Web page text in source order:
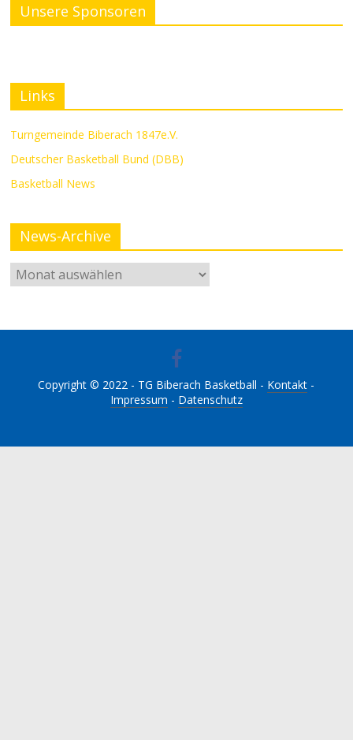
Unsere Sponsoren
Links
Turngemeinde Biberach 1847e.V.
Deutscher Basketball Bund (DBB)
Basketball News
News-Archive
Copyright © 2022 - TG Biberach Basketball - Kontakt -
Impressum - Datenschutz